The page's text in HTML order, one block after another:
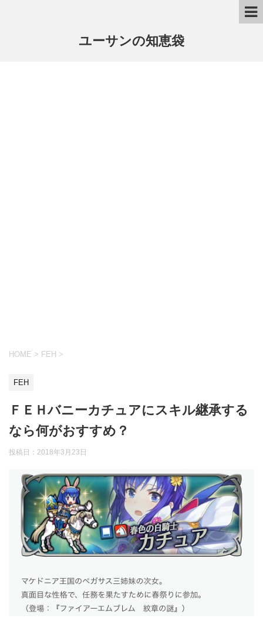
ユーサンの知恵袋
HOME > FEH >
FEH
ＦＥＨバニーカチュアにスキル継承する
なら何がおすすめ？
投稿日： 2018年3月23日